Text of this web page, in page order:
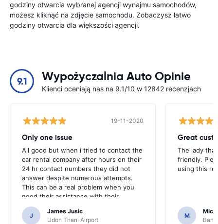
godziny otwarcia wybranej agencji wynajmu samochodów,
możesz kliknąć na zdjęcie samochodu. Zobaczysz łatwo
godziny otwarcia dla większości agencji.
9.1 Wypożyczalnia Auto Opinie
Klienci oceniają nas na 9.1/10 w 12842 recenzjach
19-11-2020
Only one issue
All good but when i tried to contact the
car rental company after hours on their
24 hr contact numbers they did not
answer despite numerous attempts.
This can be a real problem when you
need their assistance with their
services or car.
J
James Jusic
Udon Thani Airport
Great
The lady
friendly.
using this
M